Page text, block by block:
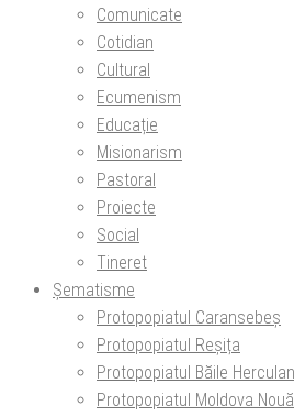
Comunicate
Cotidian
Cultural
Ecumenism
Educație
Misionarism
Pastoral
Proiecte
Social
Tineret
Șematisme
Protopopiatul Caransebeș
Protopopiatul Reșița
Protopopiatul Băile
Protopopiatul Moldova Nouă